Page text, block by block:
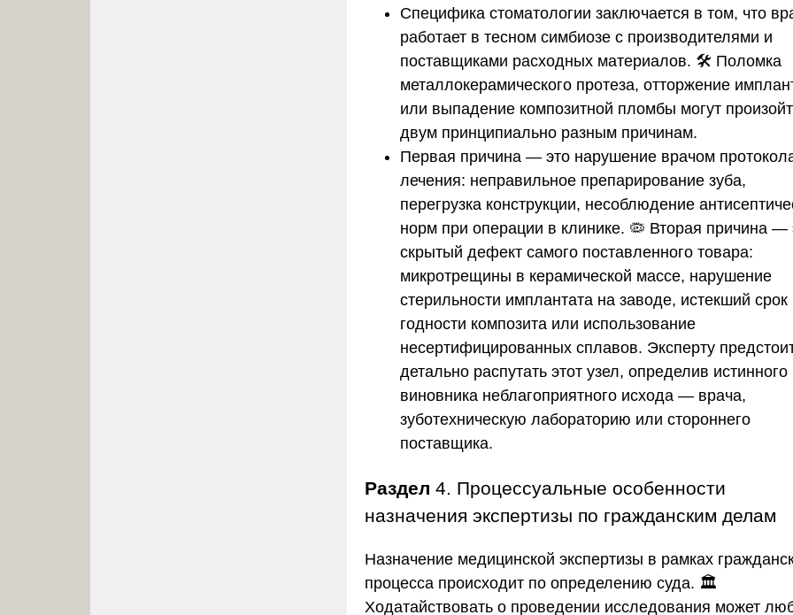
Специфика стоматологии заключается в том, что
работает в тесном симбиозе с производителями и
поставщиками расходных материалов. 🛠️ Поломка
металлокерамического протеза, отторжение
или выпадение композитной пломбы могут
двум принципиально разным причинам.
Первая причина — это нарушение врачом
лечения: неправильное препарирование зуба,
перегрузка конструкции, несоблюдение
норм при операции в клинике. 🦠 Вторая причина —
скрытый дефект самого поставленного товара:
микротрещины в керамической массе, нарушение
стерильности имплантата на заводе, истекший срок
годности композита или использование
несертифицированных сплавов. Эксперту
детально распутать этот узел, определив истинного
виновника неблагоприятного исхода — врача,
зуботехническую лабораторию или стороннего
поставщика.
Раздел 4. Процессуальные особенности
назначения экспертизы по гражданским делам
Назначение медицинской экспертизы в рамках
процесса происходит по определению суда. 🏛️
Ходатайствовать о проведении исследования может